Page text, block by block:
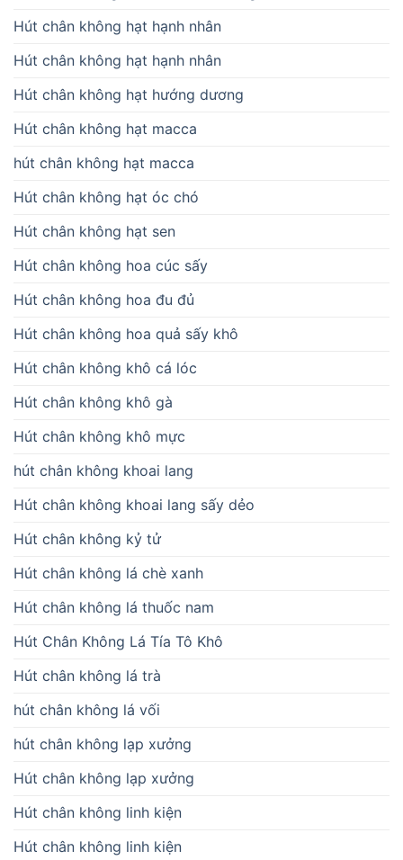
Hút chân không hạt hạnh nhân
Hút chân không hạt hạnh nhân
Hút chân không hạt hướng dương
Hút chân không hạt macca
hút chân không hạt macca
Hút chân không hạt óc chó
Hút chân không hạt sen
Hút chân không hoa cúc sấy
Hút chân không hoa đu đủ
Hút chân không hoa quả sấy khô
Hút chân không khô cá lóc
Hút chân không khô gà
Hút chân không khô mực
hút chân không khoai lang
Hút chân không khoai lang sấy dẻo
Hút chân không kỷ tử
Hút chân không lá chè xanh
Hút chân không lá thuốc nam
Hút Chân Không Lá Tía Tô Khô
Hút chân không lá trà
hút chân không lá vối
hút chân không lạp xưởng
Hút chân không lạp xưởng
Hút chân không linh kiện
Hút chân không linh kiện